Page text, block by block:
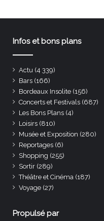
Infos et bons plans
Actu (4 339)
Bars (166)
Bordeaux Insolite (156)
Concerts et Festivals (687)
Les Bons Plans (4)
Loisirs (810)
Musée et Exposition (280)
Reportages (6)
Shopping (255)
Sortir (289)
Théâtre et Cinéma (187)
Voyage (27)
Propulsé par